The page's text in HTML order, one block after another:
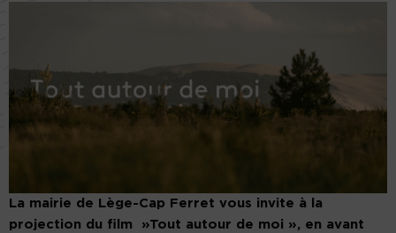
La mairie de Lège-Cap Ferret vous invite à la
projection du film »Tout autour de moi », en avant